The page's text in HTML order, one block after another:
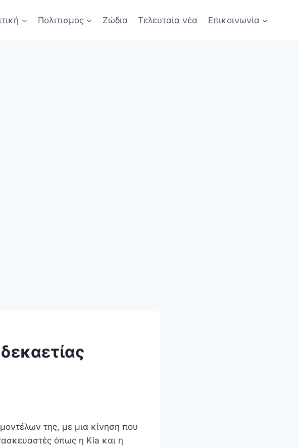
Πολιτισμός Ζώδια Τελευταία νέα Επικοινωνία
της, με μια κίνηση που
όπως η Kia και η